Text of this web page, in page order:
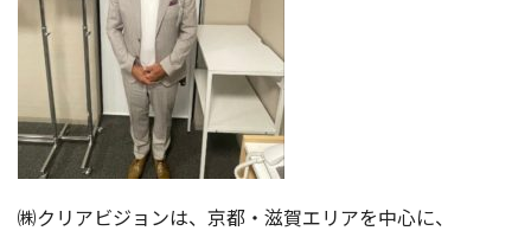
㈱クリアビジョンは、京都・滋賀エリアを中心に、